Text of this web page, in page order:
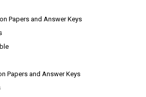
Papers and Answer Keys
Papers and Answer Keys